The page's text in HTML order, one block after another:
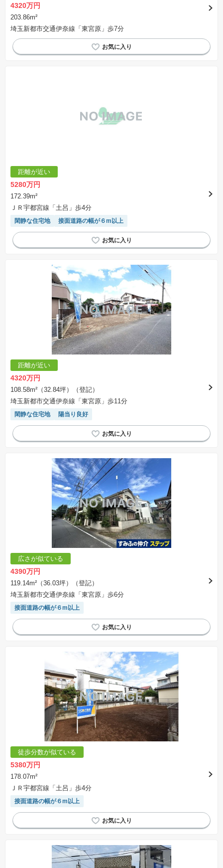
4320万円
203.86m²
埼玉新都市交通伊奈線「東宮原」歩7分
距離が近い
5280万円
172.39m²
ＪＲ宇都宮線「土呂」歩4分
閑静な住宅地 接面道路の幅が６m以上
距離が近い
4320万円
108.58m²（32.84坪）（登記）
埼玉新都市交通伊奈線「東宮原」歩11分
閑静な住宅地 陽当り良好
広さが似ている
4390万円
119.14m²（36.03坪）（登記）
埼玉新都市交通伊奈線「東宮原」歩6分
接面道路の幅が６m以上
徒歩分数が似ている
5380万円
178.07m²
ＪＲ宇都宮線「土呂」歩4分
接面道路の幅が６m以上